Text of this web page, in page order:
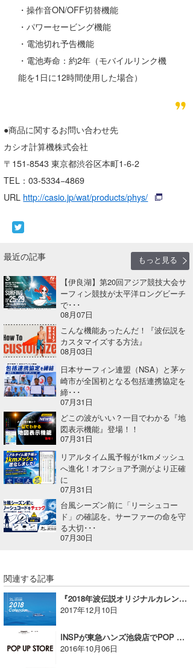
・操作音ON/OFF切替機能
・パワーセービング機能
・電池切れ予告機能
・電池寿命：約2年（モバイルリンク機
能を1日に12時間使用した場合）
●商品に関するお問い合わせ先
カシオ計算機株式会社
〒151-8543 東京都渋谷区本町1-6-2
TEL：03-5334−4869
URL http://casio.jp/wat/products/phys/
最近の記事
もっと見る
【伊良湖】第20回アジア競技大会サ
ーフィン競技が太平洋ロングビーチ
で･･･
08月07日
こんな機能あったんだ！『波伝説を
カスタマイズする方法』
08月03日
日本サーフィン連盟（NSA）と茅ヶ
崎市が全国初となる包括連携協定を
締･･･
07月31日
どこの波がいい？一目でわかる『地
図表示機能』登場！！
07月31日
リアルタイム風予報が1kmメッシュ
へ進化！オフショア予測がより正確
に
07月31日
台風シーズン前に「リーシュコー
ド」の確認を。サーファーの命を守
る大切･･･
07月30日
関連する記事
『2018年波伝説オリジナルカレンダー』数量限定で販売中！
2017年12月10日
INSPが東急ハンズ池袋店でPOP UP STOREをオープン！
2016年10月06日